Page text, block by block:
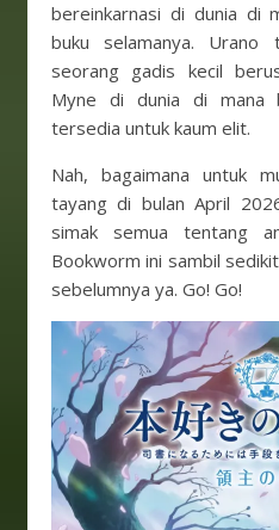
bereinkarnasi di dunia di
buku selamanya. Urano
seorang gadis kecil
Myne di dunia di mana
tersedia untuk kaum elit.
Nah, bagaimana untuk
tayang di bulan April
simak semua tentang
Bookworm ini sambil
sebelumnya ya. Go! Go!